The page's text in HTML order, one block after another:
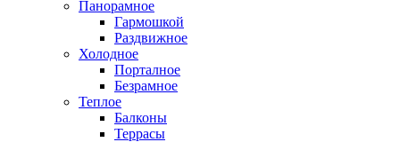
Панорамное
Гармошкой
Раздвижное
Холодное
Порталное
Безрамное
Теплое
Балконы
Террасы